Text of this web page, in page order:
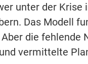
unter der Krise
Das Modell
die fehlende
vermittelte